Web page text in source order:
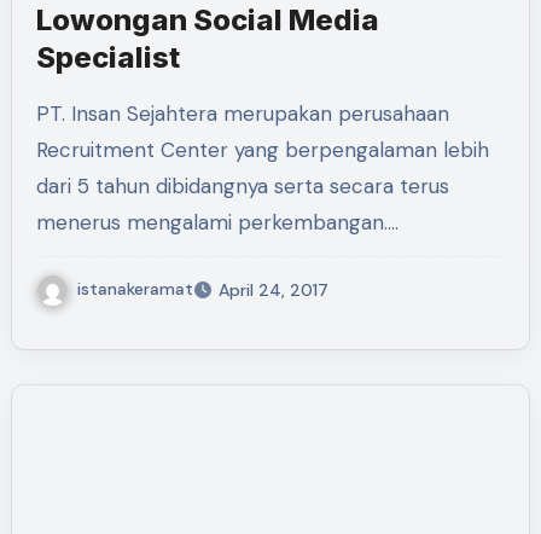
Lowongan Social Media
Specialist
PT. Insan Sejahtera merupakan perusahaan
Recruitment Center yang berpengalaman lebih
dari 5 tahun dibidangnya serta secara terus
menerus mengalami perkembangan.…
istanakeramat April 24, 2017